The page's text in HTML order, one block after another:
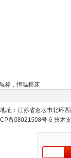
标 ，恒温摇床
地址：江苏省金坛市北环
备08021508号-6 技术